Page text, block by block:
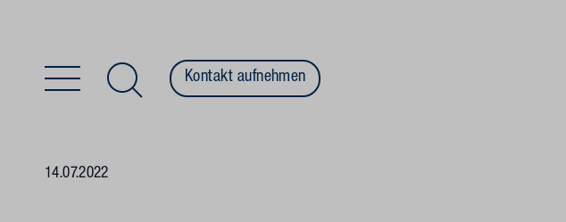
Kontakt aufnehmen
14.07.2022